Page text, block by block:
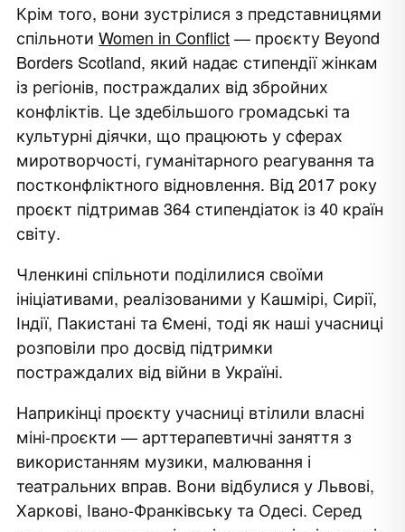
Крім того, вони зустрілися з представницями
спільноти Women in Conflict— проєкту Beyond
Borders Scotland, який надає стипендії жінкам
із регіонів, постраждалих від збройних
конфліктів. Це здебільшого громадські та
культурні діячки, що працюють у сферах
миротворчості, гуманітарного реагування та
постконфліктного відновлення. Від 2017 року
проєкт підтримав 364 стипендіаток із 40 країн
світу.
Членкині спільноти поділилися своїми
ініціативами, реалізованими у Кашмірі, Сирії,
Індії, Пакистані та Ємені, тоді як наші учасниці
розповіли про досвід підтримки
постраждалих від війни в Україні.
Наприкінці проєкту учасниці втілили власні
міні-проєкти — арттерапевтичні заняття з
використанням музики, малювання і
театральних вправ. Вони відбулися у Львові,
Харкові, Івано-Франківську та Одесі. Серед